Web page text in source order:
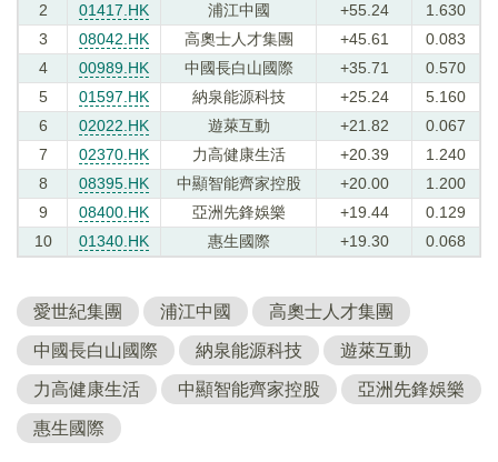
2
01417.HK 浦江中國 +55.24
1.630
3
08042.HK 高奧士人才集團 +45.61
0.083
4
00989.HK 中國長白山國際 +35.71
0.570
5
01597.HK 納泉能源科技 +25.24
5.160
6
02022.HK 遊萊互動 +21.82
0.067
7
02370.HK 力高健康生活 +20.39
1.240
8
08395.HK 中顯智能齊家控股 +20.00
1.200
9
08400.HK 亞洲先鋒娛樂 +19.44
0.129
10
01340.HK 惠生國際 +19.30 0.068
愛世紀集團 浦江中國 高奧士人才集團
中國長白山國際 納泉能源科技 遊萊互動
力高健康生活 中顯智能齊家控股 亞洲先鋒娛樂
惠生國際